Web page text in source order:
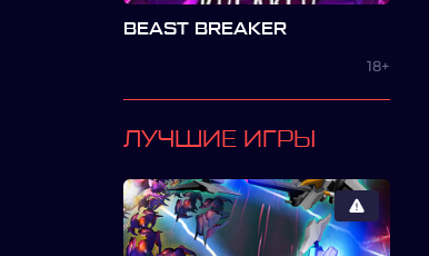
BEAST BREAKER
18+
ЛУЧШИЕ ИГРЫ